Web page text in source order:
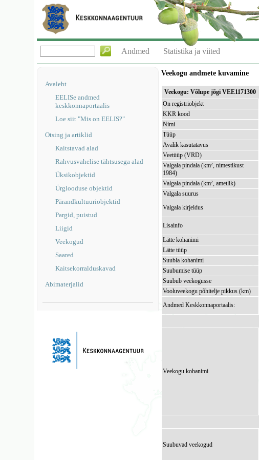
Andmed Statistika ja viited
Avaleht
EELISe andmed
keskkonnaportaalis
Loe siit "Mis on EELIS?"
Otsing ja artiklid
Kaitstavad alad
Rahvusvahelise tähtsusega alad
Üksikobjektid
Ürglooduse objektid
Pärandkultuuriobjektid
Pargid, puistud
Liigid
Veekogud
Saared
Kaitsekorralduskavad
Abimaterjalid
Veekogu andmete kuvamine
Veekogu: Võlupe jõgi VEE1171300
On registriobjekt
KKR kood
Nimi
Tüüp
Avalik kasutatavus
Veetüüp (VRD)
Valgala pindala (km², nimestikust
1984)
Valgala pindala (km², ametlik)
Valgala suurus
Valgala kirjeldus
Lisainfo
Lätte kohanimi
Lätte tüüp
Suubla kohanimi
Suubumise tüüp
Suubub veekogusse
Vooluveekogu põhitelje pikkus (km)
Andmed Keskkonnaportaalis:
Veekogu kohanimi
Suubuvad veekogud